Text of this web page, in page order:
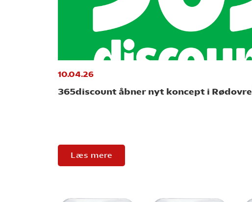
10.04.26
365discount åbner nyt koncept i Rødovre
Læs mere